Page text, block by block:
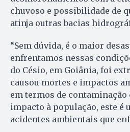
chuvoso e possibilidade de
atinja outras bacias
“Sem dúvida, é o maior
enfrentamos nessas
do Césio, em Goiânia, foi
causou mortes e impactos
em termos de
impacto à população, este é
acidentes ambientais que